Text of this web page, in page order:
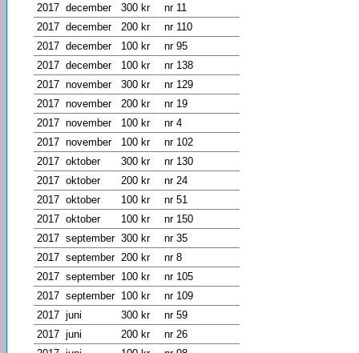
2017 december 300 kr
nr 11
2017 december 200 kr
nr 110
2017 december 100 kr
nr 95
2017 december 100 kr
nr 138
2017 november 300 kr
nr 129
2017 november 200 kr
nr 19
2017 november 100 kr
nr 4
2017 november 100 kr
nr 102
2017 oktober 300 kr
nr 130
2017 oktober 200 kr
nr 24
2017 oktober 100 kr
nr 51
2017 oktober 100 kr
nr 150
2017 september 300 kr
nr 35
2017 september 200 kr
nr 8
2017 september 100 kr
nr 105
2017 september 100 kr
nr 109
2017 juni 300 kr
nr 59
2017 juni 200 kr
nr 26